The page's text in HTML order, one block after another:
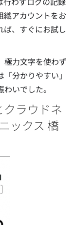
織アカウントをお
ば、すぐにお試し
極力文字を使わず
分かりやすい」
いでした。
ラウドネ
ックス 橋